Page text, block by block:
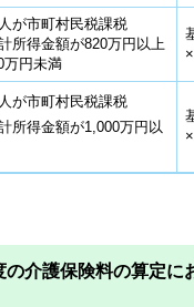
が市町村民税課税
所得金額が820万円以上
万円未満
が市町村民税課税
所得金額が1,000万円以
の介護保険料の算定に